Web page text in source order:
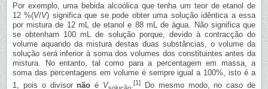
Por exemplo, uma bebida alcoólica que tenha um teor de etanol de
12 %(V/V) significa que se pode obter uma solução idêntica a essa
por mistura de 12 mL de etanol e 88 mL de água. Não significa que
se obtenham 100 mL de solução porque, devido à contracção do
volume aquando da mistura destas duas substâncias, o volume da
solução será inferior à soma dos volumes dos constituintes antes da
mistura. No entanto, tal como para a percentagem em massa, a
soma das percentagens em volume é sempre igual a 100%, isto é a
1, pois o divisor não é V .[1] Do mesmo modo, no caso de